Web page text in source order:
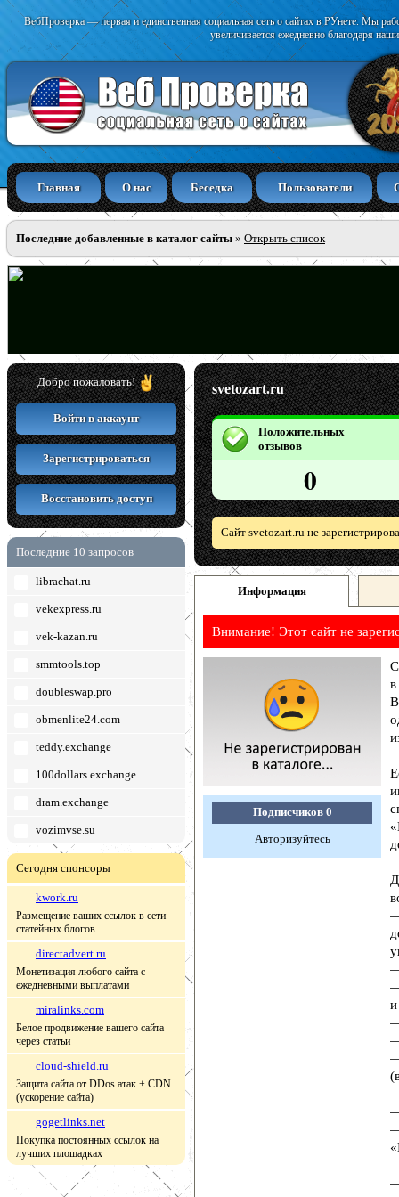
ВебПроверка — первая и единственная социальная сеть о сайтах в РУнете. Мы
увеличивается ежедневно благодаря
Главная О нас Беседка Пользователи
Последние добавленные в каталог сайты » Открыть список
Добро пожаловать!
Войти в аккаунт
Зарегистрироваться
Восстановить доступ
Последние 10 запросов
librachat.ru
vekexpress.ru
vek-kazan.ru
smmtools.top
doubleswap.pro
obmenlite24.com
teddy.exchange
100dollars.exchange
dram.exchange
vozimvse.su
Сегодня спонсоры
kwork.ru
Размещение ваших ссылок в сети
статейных блогов
directadvert.ru
Монетизация любого сайта с
ежедневными выплатами
miralinks.com
Белое продвижение вашего сайта
через статьи
cloud-shield.ru
Защита сайта от DDos атак + CDN
(ускорение сайта)
gogetlinks.net
Покупка постоянных ссылок на
лучших площадках
svetozart.ru
Положительных
отзывов
0
Сайт svetozart.ru не
Информация
Внимание! Этот сайт не
Подписчиков 0
Авторизуйтесь